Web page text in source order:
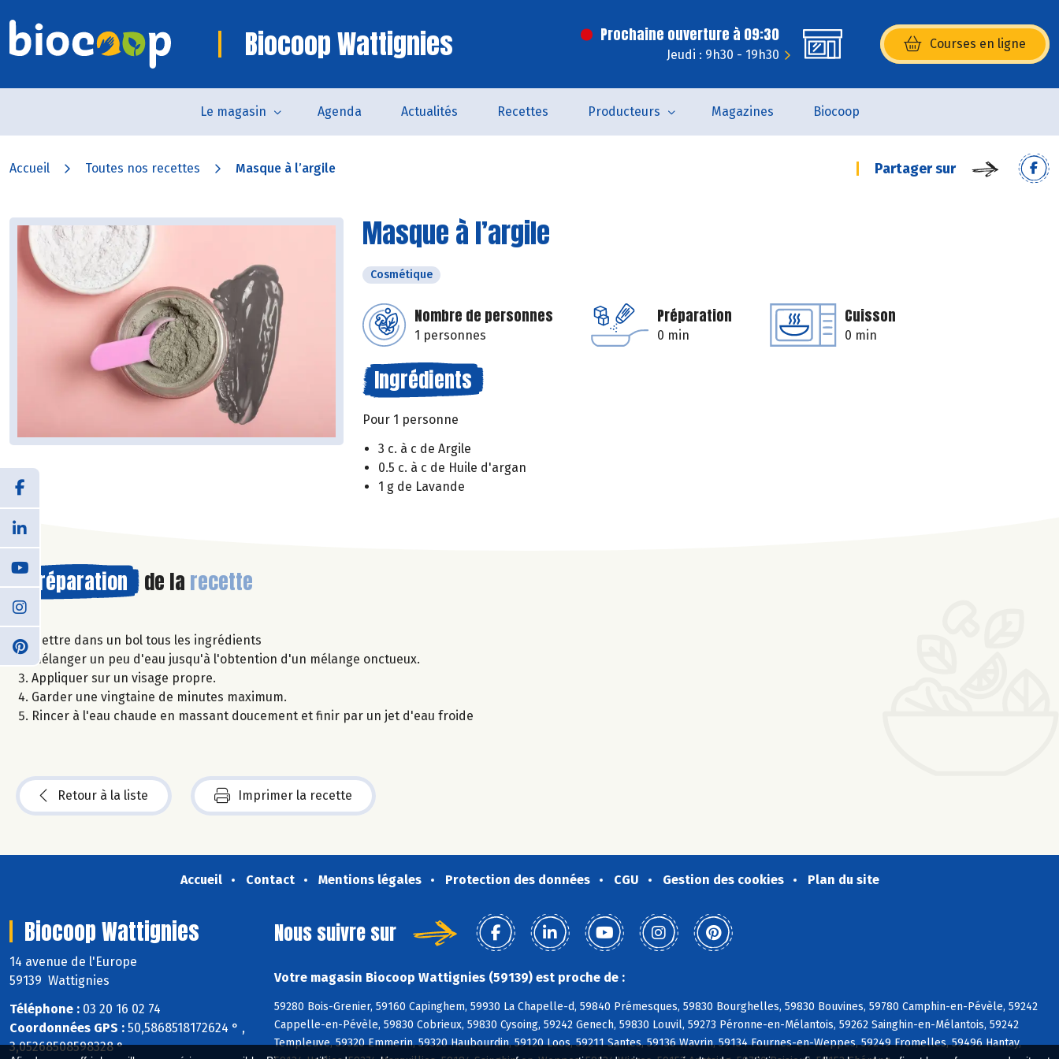
Biocoop Wattignies Prochaine ouverture à 09:30
Jeudi : 9h30 - 19h30
Courses en ligne
(s’ouvre dans une nouvelle
Le magasin Agenda Actualités Recettes Producteurs Magazines Biocoop
Accueil Toutes nos recettes Masque à l’argile Partager sur
Masque à l’argile
Cosmétique
Nombre de personnes
1 personnes
Préparation
0 min
Cuisson
0 min
Ingrédients
Pour 1 personne
3 c. à c de Argile
0.5 c. à c de Huile d'argan
1 g de Lavande
Préparation de la recette
Mettre dans un bol tous les ingrédients
Mélanger un peu d'eau jusqu'à l'obtention d'un mélange onctueux.
Appliquer sur un visage propre.
Garder une vingtaine de minutes maximum.
Rincer à l'eau chaude en massant doucement et finir par un jet d'eau froide
Retour à la liste Imprimer la recette
Accueil Contact Mentions légales Protection des données CGU Gestion des cookies Plan du site
Biocoop Wattignies
14 avenue de l'Europe
59139 Wattignies
Téléphone : 03 20 16 02 74
Coordonnées GPS : 50,5868518172624 ° ,
3,05268508598328 °
Nous suivre sur
Votre magasin Biocoop Wattignies (59139) est proche de :
59280 Bois-Grenier, 59160 Capinghem, 59930 La Chapelle-d, 59840 Prémesques, 59830 Bourghelles, 59830 Bouvines, 59780 Camphin-en-Pévèle, 59242
Cappelle-en-Pévèle, 59830 Cobrieux, 59830 Cysoing, 59242 Genech, 59830 Louvil, 59273 Péronne-en-Mélantois, 59262 Sainghin-en-Mélantois, 59242
Templeuve, 59320 Emmerin, 59320 Haubourdin, 59120 Loos, 59211 Santes, 59136 Wavrin, 59134 Fournes-en-Weppes, 59249 Fromelles, 59496 Hantay,